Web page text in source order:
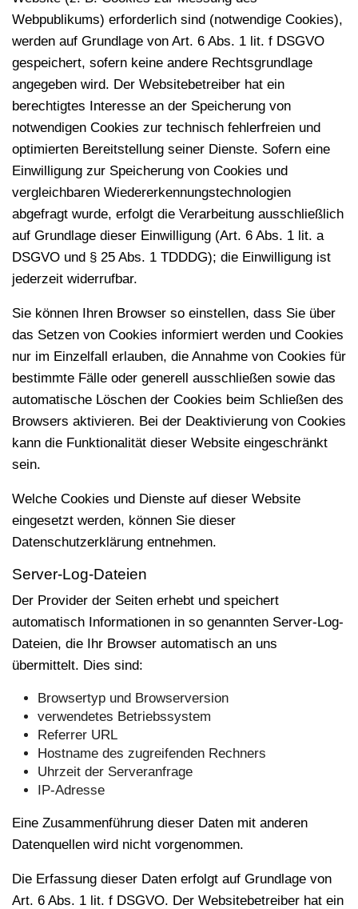
Webpublikums) erforderlich sind (notwendige Cookies),
werden auf Grundlage von Art. 6 Abs. 1 lit. f DSGVO
gespeichert, sofern keine andere Rechtsgrundlage
angegeben wird. Der Websitebetreiber hat ein
berechtigtes Interesse an der Speicherung von
notwendigen Cookies zur technisch fehlerfreien und
optimierten Bereitstellung seiner Dienste. Sofern eine
Einwilligung zur Speicherung von Cookies und
vergleichbaren Wiedererkennungstechnologien
abgefragt wurde, erfolgt die Verarbeitung ausschließlich
auf Grundlage dieser Einwilligung (Art. 6 Abs. 1 lit. a
DSGVO und § 25 Abs. 1 TDDDG); die Einwilligung ist
jederzeit widerrufbar.
Sie können Ihren Browser so einstellen, dass Sie über
das Setzen von Cookies informiert werden und Cookies
nur im Einzelfall erlauben, die Annahme von Cookies für
bestimmte Fälle oder generell ausschließen sowie das
automatische Löschen der Cookies beim Schließen des
Browsers aktivieren. Bei der Deaktivierung von Cookies
kann die Funktionalität dieser Website eingeschränkt
sein.
Welche Cookies und Dienste auf dieser Website
eingesetzt werden, können Sie dieser
Datenschutzerklärung entnehmen.
Server-Log-Dateien
Der Provider der Seiten erhebt und speichert
automatisch Informationen in so genannten Server-Log-
Dateien, die Ihr Browser automatisch an uns
übermittelt. Dies sind:
Browsertyp und Browserversion
verwendetes Betriebssystem
Referrer URL
Hostname des zugreifenden Rechners
Uhrzeit der Serveranfrage
IP-Adresse
Eine Zusammenführung dieser Daten mit anderen
Datenquellen wird nicht vorgenommen.
Die Erfassung dieser Daten erfolgt auf Grundlage von
Art. 6 Abs. 1 lit. f DSGVO. Der Websitebetreiber hat ein